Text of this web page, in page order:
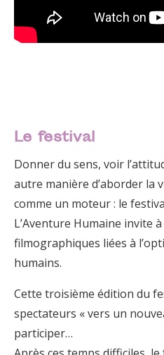
Le festival
Donner du sens, voir
autre manière d’aborder la
comme un moteur : le
L’Aventure Humaine invite
filmographiques liées à
humains.
Cette troisième édition du
spectateurs « vers un
participer…